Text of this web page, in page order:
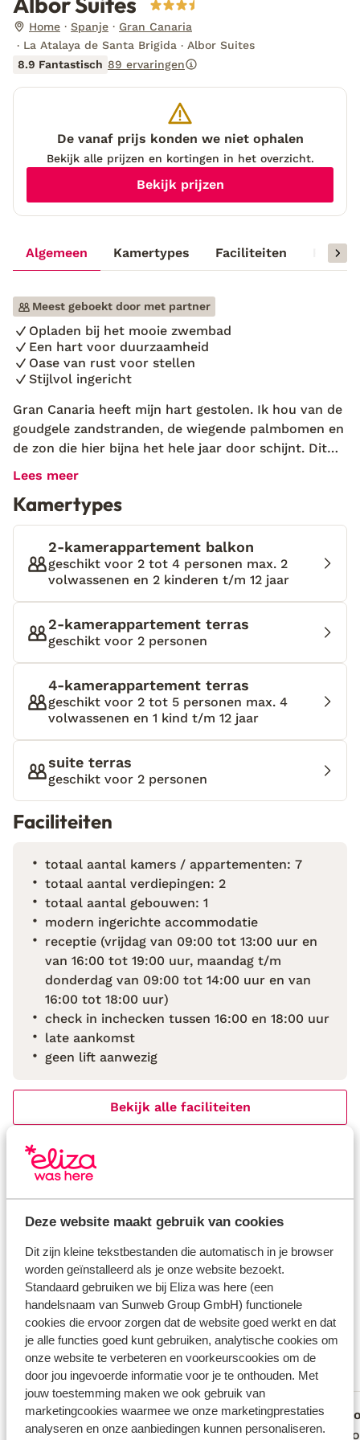
Deze website maakt gebruik van cookies
Dit zijn kleine tekstbestanden die automatisch in je browser
worden geïnstalleerd als je onze website bezoekt.
Standaard gebruiken we bij Eliza was here (een
handelsnaam van Sunweb Group GmbH) functionele
cookies die ervoor zorgen dat de website goed werkt en dat
je alle functies goed kunt gebruiken, analytische cookies om
onze website te verbeteren en voorkeurscookies om de
door jou ingevoerde informatie voor je te onthouden. Met
jouw toestemming maken we ook gebruik van
marketingcookies waarmee we onze marketingprestaties
analyseren en onze aanbiedingen kunnen personaliseren.
Home Spanje
Gran Canaria
La Atalaya de Santa Brigida
Albor Suites
8.9 Fantastisch 89 ervaringen
Algemeen Kamertypes Faciliteiten
Meest geboekt door met partner
Opladen bij het mooie zwembad
Een hart voor duurzaamheid
Oase van rust voor stellen
Stijlvol ingericht
Gran Canaria heeft mijn hart gestolen. Ik hou van de
goudgele zandstranden, de wiegende palmbomen en
de zon die hier bijna het hele jaar door schijnt. Dit
keer verblijf ik midden in de natuur, in de prachtige
Onderweg ben ik nog even gestopt bij de lokale
markt voor een paar lekkere kaasjes en een flesje
wijn, dus de vakantie kan nu echt beginnen! Albor
Suites is al sinds het begin van de 20e eeuw in
handen van de familie Bordes en is zelfs aangewezen
als ‘beschermd erfgoed’ door de gemeente. Toch
voelt het hier allesbehalve ouderwets aan. Dat komt
mede doordat de familie veel waarde hecht aan
duurzaamheid. Je hebt hier dan ook groene stroom
en een oplaadpunt voor je elektrische auto. Er zijn in
totaal zes stijlvolle suites in de gekleurde gebouwen,
met daaromheen een prachtige tuin vol sier- en
fruitbomen. Het zwembad en de barbecue maakt het
vakantieplaatje voor mij compleet. Wil je de
omgeving ontdekken? Stap dan in je huurauto en
breng een bezoek het natuurmonument van
Bandama. Ben je een wijnliefhebber? Dan is ‘Casa del
Vino’ in het centrum van Santa Brígida een aanrader.
Lees meer
Kamertypes
2-kamerappartement balkon
geschikt voor 2 tot 4 personen max. 2
volwassenen en 2 kinderen t/m 12 jaar
2-kamerappartement terras
geschikt voor 2 personen
4-kamerappartement terras
geschikt voor 2 tot 5 personen max. 4
volwassenen en 1 kind t/m 12 jaar
suite terras
geschikt voor 2 personen
Faciliteiten
totaal aantal kamers / appartementen: 7
totaal aantal verdiepingen: 2
totaal aantal gebouwen: 1
modern ingerichte accommodatie
receptie (vrijdag van 09:00 tot 13:00 uur en
van 16:00 tot 19:00 uur, maandag t/m
donderdag van 09:00 tot 14:00 uur en van
16:00 tot 18:00 uur)
check in inchecken tussen 16:00 en 18:00 uur
late aankomst
geen lift aanwezig
Bekijk alle faciliteiten
Verzorging
Huurauto
Wat gasten vinden
Dit zijn 100% echte beoordelingen van reizigers die
jou voorgingen. Meer over reviews
8.9 Fantastisch
89 ervaringen
Meest geboekt door met partner
9.6 Fantastisch
12 apr. 2026
Mooi, ruim appartement op groot terrein
Mooi, ruim appartement op groot terrein
7.7
Veel
Veel
De vanaf prijs konden we niet ophalen
Bekijk alle prijzen en kortingen in het overzicht.
Bekijk prijzen